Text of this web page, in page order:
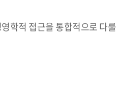
학적 접근을 통합적으로 다